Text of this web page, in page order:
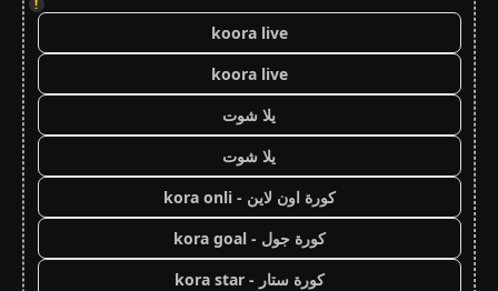
!
koora live
koora live
يلا شوت
يلا شوت
كورة اون لاين - kora onli
كورة جول - kora goal
كورة ستار - kora star